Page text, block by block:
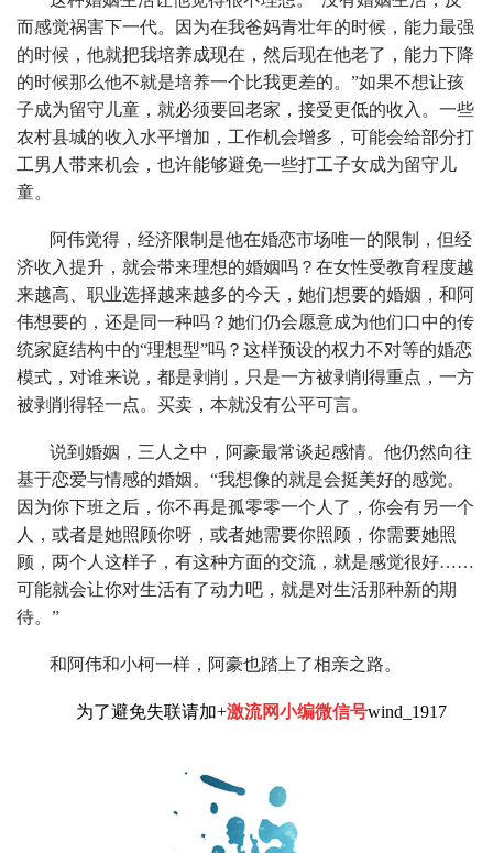
而感觉祸害下一代。因为在我爸妈青壮年的时候，能力最强
的时候，他就把我培养成现在，然后现在他老了，能力下降
的时候那么他不就是培养一个比我更差的。”如果不想让孩
子成为留守儿童，就必须要回老家，接受更低的收入。一些
农村县城的收入水平增加，工作机会增多，可能会给部分打
工男人带来机会，也许能够避免一些打工子女成为留守儿
童。
阿伟觉得，经济限制是他在婚恋市场唯一的限制，但经
济收入提升，就会带来理想的婚姻吗？在女性受教育程度越
来越高、职业选择越来越多的今天，她们想要的婚姻，和阿
伟想要的，还是同一种吗？她们仍会愿意成为他们口中的传
统家庭结构中的“理想型”吗？这样预设的权力不对等的婚恋
模式，对谁来说，都是剥削，只是一方被剥削得重点，一方
被剥削得轻一点。买卖，本就没有公平可言。
说到婚姻，三人之中，阿豪最常谈起感情。他仍然向往
基于恋爱与情感的婚姻。“我想像的就是会挺美好的感觉。
因为你下班之后，你不再是孤零零一个人了，你会有另一个
人，或者是她照顾你呀，或者她需要你照顾，你需要她照
顾，两个人这样子，有这种方面的交流，就是感觉很好……
可能就会让你对生活有了动力吧，就是对生活那种新的期
待。”
和阿伟和小柯一样，阿豪也踏上了相亲之路。
为了避免失联请加+激流网小编微信号wind_1917